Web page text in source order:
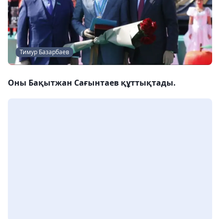
Тимур Базарбаев
Оны Бақытжан Сағынтаев құттықтады.